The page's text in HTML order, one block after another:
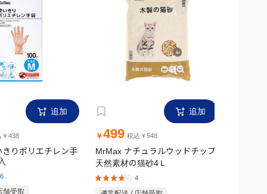
追加
￥438
りポリエチレン手
舗受取
追加
￥ 499 税込￥548
MrMax ナチュラルウッドチップ
天然素材の猫砂4Ｌ
通常配送 / 店舗受取